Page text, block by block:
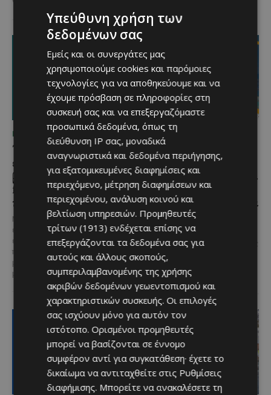
ΜΈΝΟΥΜΕ ΚΎΠΡΟ
Τα Λεύκαρα
ετοιμάζονται για μία
βραδιά γεμάτη street
food, μουσική και
καλοκαιρινή διάθεση
Μία από τις πιο γευστικές
εκδηλώσεις του καλοκαιριού
επιστρέφει στα Λεύκαρα,
προσκαλώντας μικρούς και
μεγάλους να απολαύσουν
μοναδικές...
ΜΈΝΟΥΜΕ ΚΎΠΡΟ
Το 10ο Φεστιβάλ
Αγροτικού Πολιτισμού
επιστρέφει στον Πρωταρά
με μουσική,
παραδοσιακές γεύσεις και
πλούσιο πρόγραμμα
Η κυπριακή παράδοση δίνει ξανά
ραντεβού στον Πρωταρά, καθώς
το 10ο Φεστιβάλ Αγροτικού
Πολιτισμού θα πραγματοποιηθεί
στις 2...
Υπεύθυνη χρήση των
δεδομένων σας
Εμείς και οι συνεργάτες μας
χρησιμοποιούμε cookies και παρόμοιες
τεχνολογίες για να αποθηκεύουμε και να
έχουμε πρόσβαση σε πληροφορίες στη
συσκευή σας και να επεξεργαζόμαστε
προσωπικά δεδομένα, όπως τη
διεύθυνση IP σας, μοναδικά
αναγνωριστικά και δεδομένα περιήγησης,
για εξατομικευμένες διαφημίσεις και
περιεχόμενο, μέτρηση διαφημίσεων και
περιεχομένου, ανάλυση κοινού και
βελτίωση υπηρεσιών. Προμηθευτές
τρίτων (1913) ενδέχεται επίσης να
επεξεργάζονται τα δεδομένα σας για
αυτούς και άλλους σκοπούς,
συμπεριλαμβανομένης της χρήσης
ακριβών δεδομένων γεωεντοπισμού και
χαρακτηριστικών συσκευής. Οι επιλογές
σας ισχύουν μόνο για αυτόν τον
ιστότοπο. Ορισμένοι προμηθευτές
μπορεί να βασίζονται σε έννομο
συμφέρον αντί για συγκατάθεση· έχετε το
δικαίωμα να αντιταχθείτε στις Ρυθμίσεις
διαφήμισης. Μπορείτε να ανακαλέσετε τη